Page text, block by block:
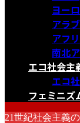
ヨー
アラブ
アフ
南北
エコ社会主
エコ
フェミニズ
21世紀社会主義